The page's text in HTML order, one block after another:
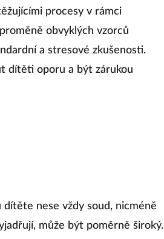
procesy v rámci
obvyklých vzorců
a stresové zkušenosti.
dítěti oporu a být zárukou
nese vždy soud, nicméně
může být poměrně široký.